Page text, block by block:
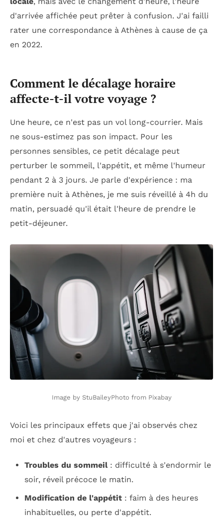
d'arrivée affichée peut prêter à confusion. J'ai failli
rater une correspondance à Athènes à cause de ça
en 2022.
Comment le décalage horaire
affecte-t-il votre voyage ?
Une heure, ce n'est pas un vol long-courrier. Mais
ne sous-estimez pas son impact. Pour les
personnes sensibles, ce petit décalage peut
perturber le sommeil, l'appétit, et même l'humeur
pendant 2 à 3 jours. Je parle d'expérience : ma
première nuit à Athènes, je me suis réveillé à 4h du
matin, persuadé qu'il était l'heure de prendre le
petit-déjeuner.
Image by StuBaileyPhoto from Pixabay
Voici les principaux effets que j'ai observés chez
moi et chez d'autres voyageurs :
Troubles du sommeil: difficulté à s'endormir le
soir, réveil précoce le matin.
Modification de l'appétit: faim à des heures
inhabituelles, ou perte d'appétit.